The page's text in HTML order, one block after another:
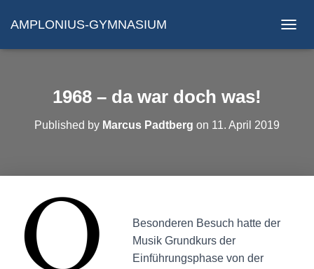
AMPLONIUS-GYMNASIUM
A
1968 – da war doch was!
Published by Marcus Padtberg on 11. April 2019
Besonderen Besuch hatte der
Musik Grundkurs der
Einführungsphase von der